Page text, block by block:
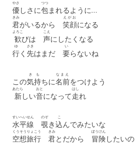
優
やさ
しさに包
つつ
まれるように…
君
きみ
がいるから 笑顔
えがお
になる
歓
よろこ
びは 声
こえ
にしたくなる
行
ゆ
く 先
さき
はまだ 要
い
らないね
この気
き
持
も
ちに名前
なまえ
をつけよう
新
あたら
しい音
おと
になって走
はし
れ
水平線
すいへいせん
覗
のぞ
き込
こ
んでみたいな
空想
くうそう
旅行
りょこう
君
きみ
とだから 冒険
ぼうけん
したいの